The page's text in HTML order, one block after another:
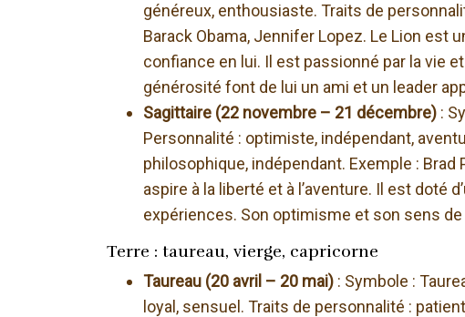
généreux, enthousiaste. Traits de
Barack Obama, Jennifer Lopez. Le Lion est
confiance en lui. Il est passionné par la vie
générosité font de lui un ami et un leader
Sagittaire (22 novembre – 21 décembre) :
Personnalité : optimiste, indépendant,
philosophique, indépendant. Exemple :
aspire à la liberté et à l’aventure. Il est doté
expériences. Son optimisme et son sens
Terre : taureau, vierge, capricorne
Taureau (20 avril – 20 mai) : Symbole :
loyal, sensuel. Traits de personnalité :